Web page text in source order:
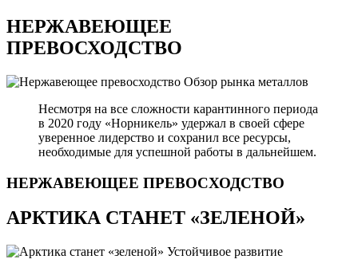
НЕРЖАВЕЮЩЕЕ
ПРЕВОСХОДСТВО
Обзор рынка металлов
Несмотря на все сложности карантинного периода
в 2020 году «Норникель» удержал в своей сфере
уверенное лидерство и сохранил все ресурсы,
необходимые для успешной работы в дальнейшем.
НЕРЖАВЕЮЩЕЕ ПРЕВОСХОДСТВО
АРКТИКА СТАНЕТ «ЗЕЛЕНОЙ»
Устойчивое развитие